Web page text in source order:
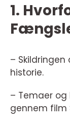
1.
–
historie.
– Temaer og
gennem film